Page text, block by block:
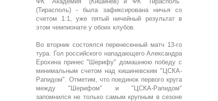
(Тирасполь) - была зафиксирована ничья со
счетом 1:1, уже пятый ничейный результат в
этом чемпионате у обоих клубов.
Во вторник состоялся перенесенный матч 13-го
тура. Гол российского нападающего Александра
Ерохина принес "Шерифу" домашнюю победу с
минимальным счетом над кишиневским "ЦСКА-
Рапидом". Отметим, что поединок первого круга
между "Шерифом" и "ЦСКА-Рапидом"
запомнился не только самым крупным в сезоне